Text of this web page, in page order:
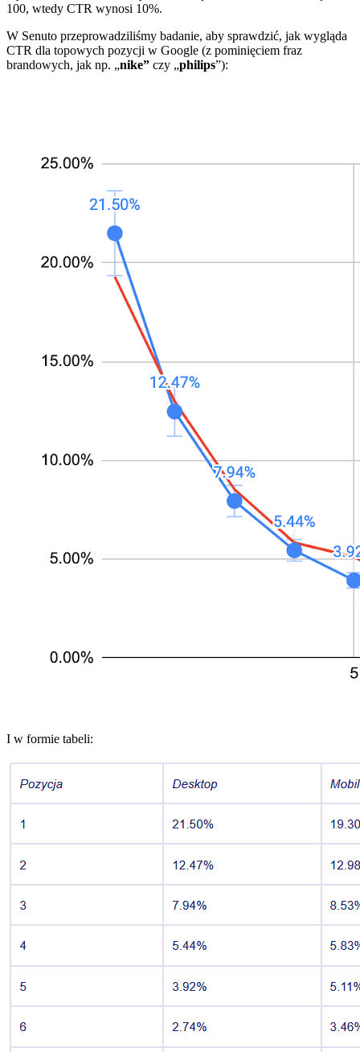
100, wtedy CTR wynosi 10%.
W Senuto przeprowadziliśmy badanie, aby sprawdzić, jak wygląda
CTR dla topowych pozycji w Google (z pominięciem fraz
brandowych, jak np. „nike” czy „philips”):
I w formie tabeli: